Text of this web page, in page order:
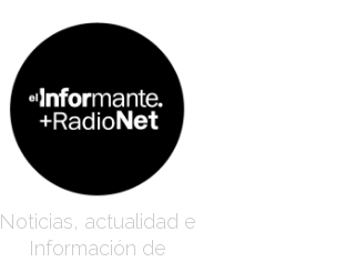
Noticias, actualidad e
Información de